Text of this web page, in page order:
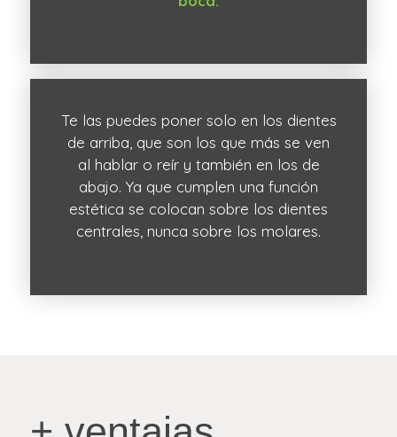
Te las puedes poner solo en los dientes
de arriba, que son los que más se ven
al hablar o reír y también en los de
abajo. Ya que cumplen una función
estética se colocan sobre los dientes
centrales, nunca sobre los molares.